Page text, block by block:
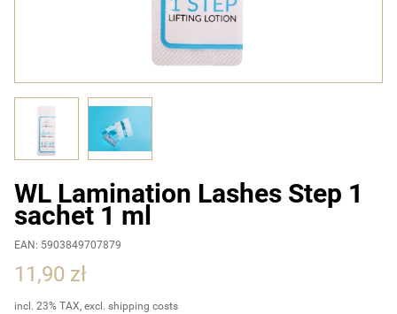
WL Lamination Lashes Step 1
sachet 1 ml
EAN: 5903849707879
11,90 zł
incl. 23% TAX, excl. shipping costs